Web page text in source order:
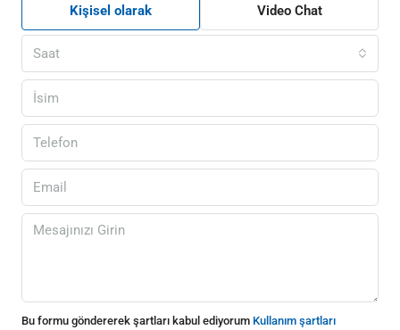
Kişisel olarak Video Chat
Saat
Bu formu göndererek şartları kabul ediyorum Kullanım şartları